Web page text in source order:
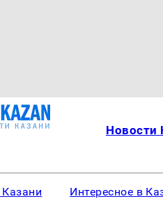
Новости
Интересное в